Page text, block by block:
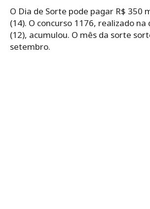
O Dia de Sorte pode pagar R$ 350
(14). O concurso 1176, realizado
(12), acumulou. O mês da sorte
setembro.